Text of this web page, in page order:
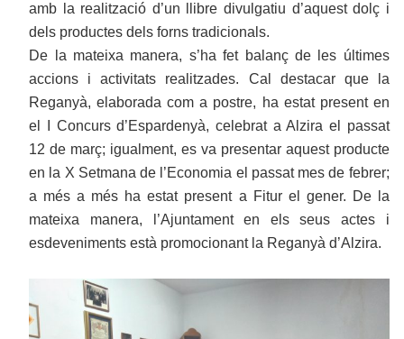
amb la realització d’un llibre divulgatiu d’aquest dolç i
dels productes dels forns tradicionals.
De la mateixa manera, s’ha fet balanç de les últimes
accions i activitats realitzades. Cal destacar que la
Reganyà, elaborada com a postre, ha estat present en
el I Concurs d’Espardenyà, celebrat a Alzira el passat
12 de març; igualment, es va presentar aquest producte
en la X Setmana de l’Economia el passat mes de febrer;
a més a més ha estat present a Fitur el gener. De la
mateixa manera, l’Ajuntament en els seus actes i
esdeveniments està promocionant la Reganyà d’Alzira.